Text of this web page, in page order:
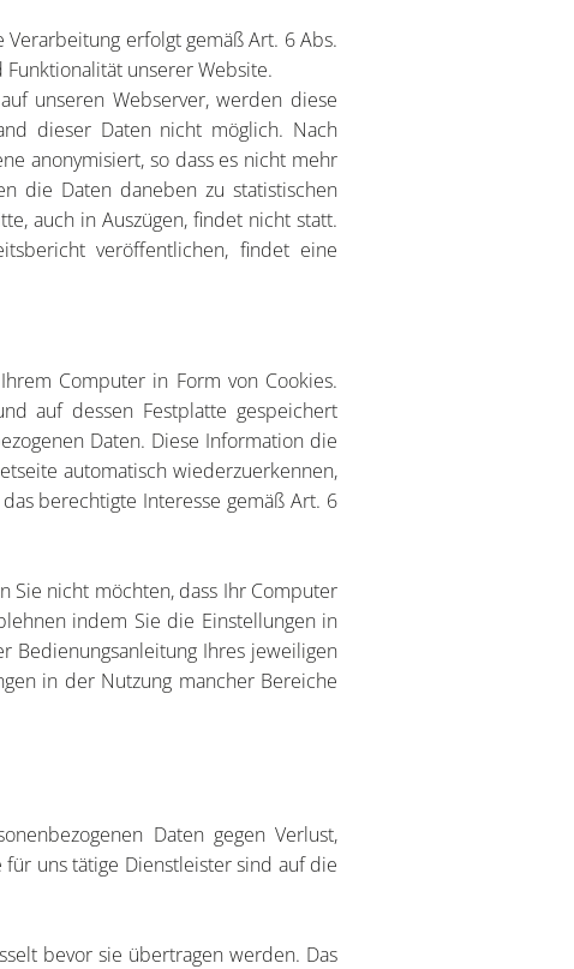
erfolgt gemäß Art. 6 Abs.
unserer Website.
unseren Webserver, werden diese
dieser Daten nicht möglich. Nach
anonymisiert, so dass es nicht mehr
die Daten daneben zu statistischen
auch in Auszügen, findet nicht statt.
veröffentlichen, findet eine
Computer in Form von Cookies.
auf dessen Festplatte gespeichert
Daten. Diese Information die
automatisch wiederzuerkennen,
berechtigte Interesse gemäß Art. 6
Sie nicht möchten, dass Ihr Computer
indem Sie die Einstellungen in
Bedienungsanleitung Ihres jeweiligen
in der Nutzung mancher Bereiche
Daten gegen Verlust,
uns tätige Dienstleister sind auf die
bevor sie übertragen werden. Das